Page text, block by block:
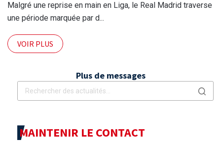
Malgré une reprise en main en Liga, le Real Madrid traverse
une période marquée par d...
VOIR PLUS
Plus de messages
MAINTENIR LE CONTACT